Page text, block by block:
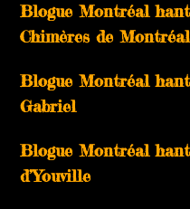
Blogue Montréal
Chimères de Montréal
Blogue Montréal
Gabriel
Blogue Montréal
d’Youville